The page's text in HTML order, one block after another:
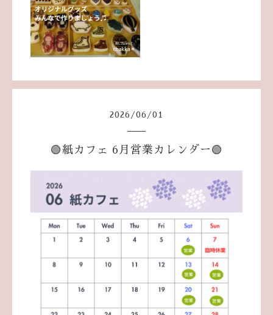
2026 /06 /01
🟢紙カフェ 6月営業カレンダー🟢